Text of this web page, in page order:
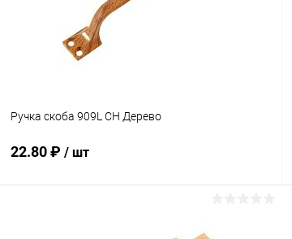
Ручка скоба 909L CH Дерево
22.80 ₽ / шт